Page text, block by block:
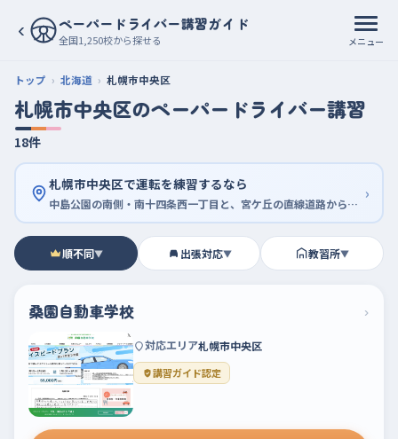
‹ ペーパードライバー講習ガイド
全国1,250校から探せる メニュー
トップ 北海道 札幌市中央区
札幌市中央区のペーパードライバー講習
18件
札幌市中央区で運転を練習するなら
中島公園の南側・南十四条西一丁目と、宮ケ丘の直線道路から始めよう ›
順不同▼ 出張対応▼ 教習所▼
桑園自動車学校 ›
対応エリア札幌市中央区
講習ガイド認定